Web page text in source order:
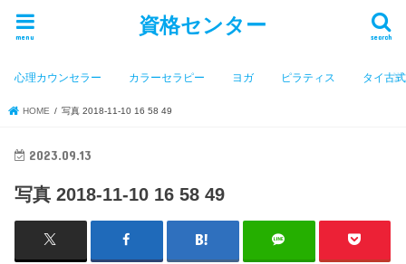
資格センター search
menu
心理カウンセラー カラーセラピー ヨガ ピラティス タイ古
HOME 写真 2018-11-10 16 58 49
2023.09.13
写真 2018-11-10 16 58 49